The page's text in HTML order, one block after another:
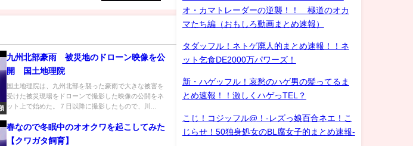
九州北部豪雨 被災地のドローン映像を公
開 国土地理院
国土地理院は、九州北部を襲った豪雨で大きな被害を
受けた被災現場をドローンで撮影した映像の公開をネ
ット上で始めた。７日以降に撮影したもので、川...
春なので冬眠中のオオクワを起こしてみた
【クワガタ飼育】
オ・カマトレーダーの逆襲！！ 極道のオカ
マたち編（おもしろ動画まとめ速報）
タダッフル！ネトゲ廃人的まとめ速報！！ネ
ット乞食DE2000万パワーズ！
新・ハゲッフル！哀愁のハゲ男の髪ってるま
とめ速報！！激しくハゲっTEL？
こじ！コジッフル@！-レズっ娘百合ネエ！こ
じらせ！50独身処女のBL腐女子的まとめ速報-